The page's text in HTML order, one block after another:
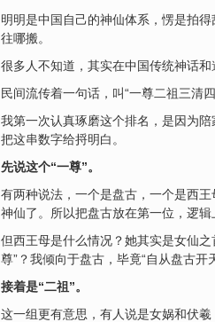
明明是中国自己的神仙体系，愣是拍
往哪搬。
很多人不知道，其实在中国传统神话和
民间流传着一句话，叫“一尊二祖三清
我第一次认真琢磨这个排名，是因为
把这串数字给捋明白。
先说这个“一尊”。
有两种说法，一个是盘古，一个是西
神仙了。所以把盘古放在第一位，逻辑
但西王母是什么情况？她其实是女仙
尊”？我倾向于盘古，毕竟“自从盘古开
接着是“二祖”。
这一组更有意思，有人说是女娲和伏羲